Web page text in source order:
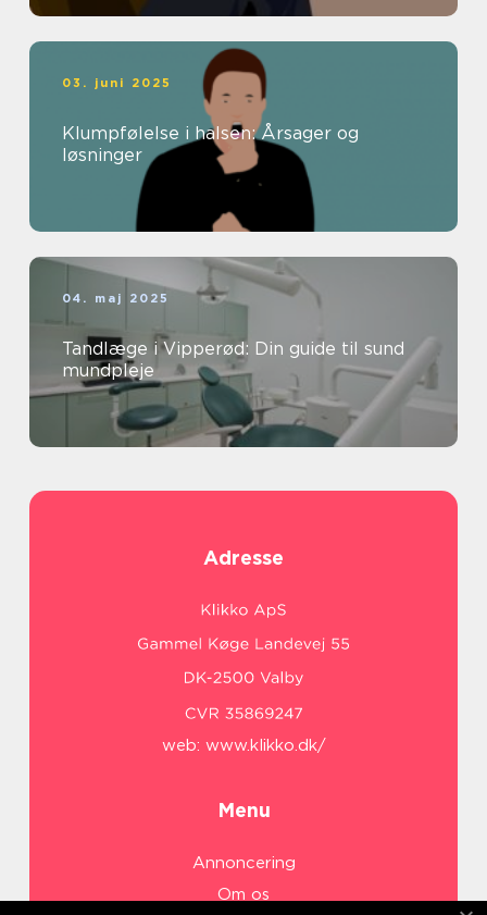
03. juni 2025
Klumpfølelse i halsen: Årsager og
løsninger
04. maj 2025
Tandlæge i Vipperød: Din guide til sund
mundpleje
Adresse
web: www.klikko.dk/
Menu
Annoncering
Om os